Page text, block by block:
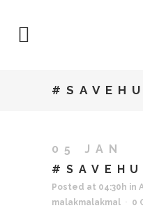
05 JAN
Posted at 04:30h in
malakmalakmal
0